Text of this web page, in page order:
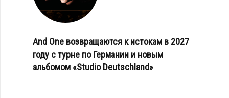
And One возвращаются к истокам в 2027
году с турне по Германии и новым
альбомом «Studio Deutschland»